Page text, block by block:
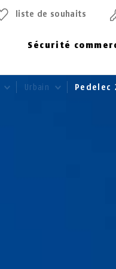
Sécurité
liste de souhaits
Urbain Pedelec